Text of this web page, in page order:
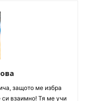
защото ме избра
взаимно! Тя ме учи